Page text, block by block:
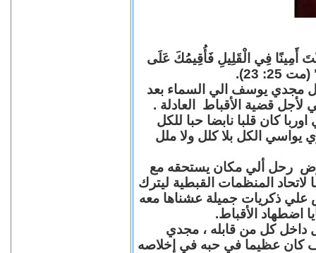
أَمِينًا فِي الْقَلِيلِ فَأُقِيمُكَ عَلَى
23).
مجدي يوسف الي السماء بعد
قضية الأقباط العادلة .
كان قلبا نابضا حبا للكل
يواسي الكل بلا كلل ولا ملل
رحل ألي مكان يستحقه مع
المنظمات القبطية ليترك
علي ذكريات جميلة عشناها معه
اضطهاد الأقباط.
داخل كل من قابله ، مجدي
عظيما في حبه في إخلاصه